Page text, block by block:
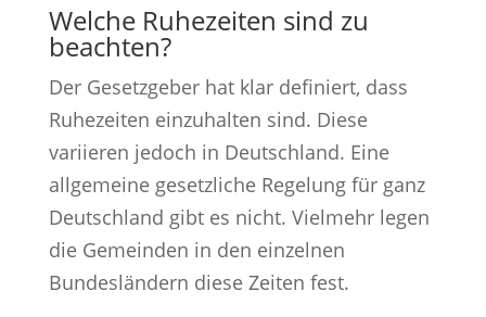
Welche Ruhezeiten sind zu
beachten?
Der Gesetzgeber hat klar definiert, dass
Ruhezeiten einzuhalten sind. Diese
variieren jedoch in Deutschland. Eine
allgemeine gesetzliche Regelung für ganz
Deutschland gibt es nicht. Vielmehr legen
die Gemeinden in den einzelnen
Bundesländern diese Zeiten fest.